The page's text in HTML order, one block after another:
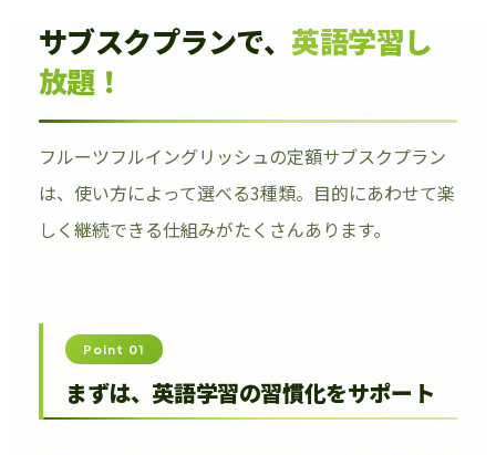
サブスクプランで、 英語学習し
放題！
フルーツフルイングリッシュの定額サブスクプラン
は、使い方によって選べる3種類。目的にあわせて楽
しく継続できる仕組みがたくさんあります。
Point 01
まずは、英語学習の習慣化をサポート